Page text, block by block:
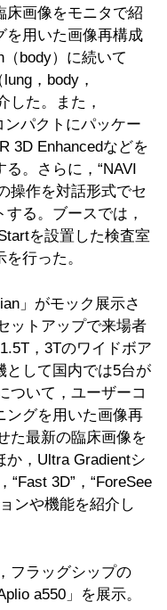
床画像をモニタで紹
を用いた画像再構成
body）に続いて
，body，
した。また，
ンパクトにパッケー
3D Enhancedなどを
。さらに，“NAVI
操作を対話形式でセ
る。ブースでは，
を設置した検査室
行った。
」がモック展示さ
ットアップで来場者
，3Tのワイドボア
として国内では5台が
ついて，ユーザーコ
ングを用いた画像再
た最新の臨床画像を
か，Ultra Gradientシ
“Fast 3D”，“ForeSee
ンや機能を紹介し
フラッグシップの
a550」を展示。